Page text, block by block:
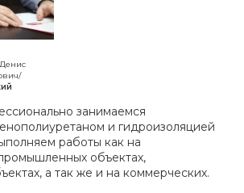
занимаемся
и гидроизоляцией
работы как на
объектах,
а так же и на коммерческих.